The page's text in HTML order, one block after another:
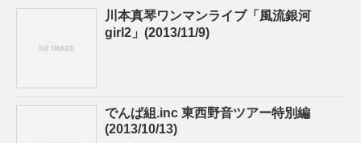
川本真琴ワンマンライブ「風流銀河
girl2」(2013/11/9)
でんぱ組.inc 東西野音ツアー特別編
(2013/10/13)